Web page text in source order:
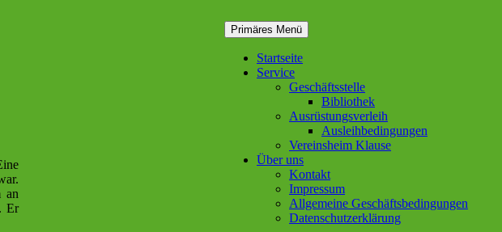
Primäres Menü
Inhalt
Startseite
Service
Geschäftsstelle
Bibliothek
Ausrüstungsverleih
Ausleihbedingungen
Vereinsheim Klause
Über uns
Kontakt
Impressum
Allgemeine Geschäftsbedingungen
Datenschutzerklärung
an
Er